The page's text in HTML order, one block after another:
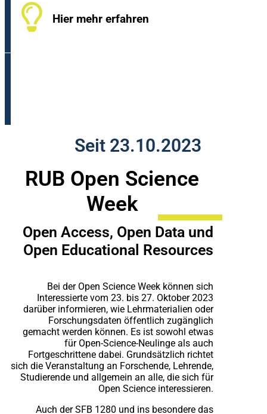
Hier mehr erfahren
Seit 23.10.2023
RUB Open Science
Week
Open Access, Open Data und
Open Educational Resources
Bei der Open Science Week können sich
Interessierte vom 23. bis 27. Oktober 2023
darüber informieren, wie Lehrmaterialien oder
Forschungsdaten öffentlich zugänglich
gemacht werden können. Es ist sowohl etwas
für Open-Science-Neulinge als auch
Fortgeschrittene dabei. Grundsätzlich richtet
sich die Veranstaltung an Forschende, Lehrende,
Studierende und allgemein an alle, die sich für
Open Science interessieren.
Auch der SFB 1280 und ins besondere das